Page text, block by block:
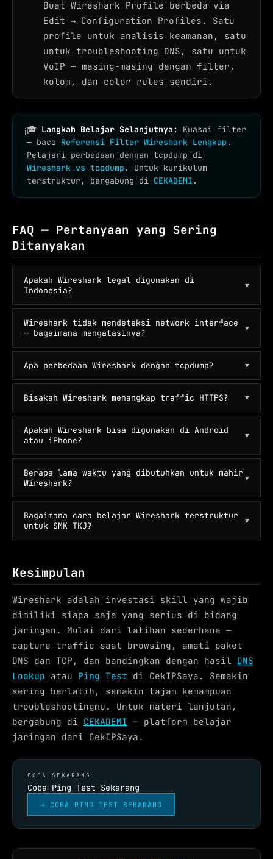
Buat Wireshark Profile berbeda via
Edit → Configuration Profiles. Satu
profile untuk analisis keamanan, satu
untuk troubleshooting DNS, satu untuk
VoIP — masing-masing dengan filter,
kolom, dan color rules sendiri.
ℹ🎓 Langkah Belajar Selanjutnya:
Kuasai filter
— baca Referensi Filter Wireshark Lengkap .
Pelajari perbedaan dengan tcpdump di
Wireshark vs tcpdump . Untuk kurikulum
terstruktur, bergabung di CEKADEMI .
FAQ — Pertanyaan yang Sering
Ditanyakan
Apakah Wireshark legal digunakan di
Indonesia?
▼
Wireshark tidak mendeteksi network interface
— bagaimana mengatasinya?
▼
Apa perbedaan Wireshark dengan tcpdump? ▼
Bisakah Wireshark menangkap traffic HTTPS? ▼
Apakah Wireshark bisa digunakan di Android
atau iPhone?
▼
Berapa lama waktu yang dibutuhkan untuk mahir
Wireshark?
▼
Bagaimana cara belajar Wireshark terstruktur
untuk SMK TKJ?
▼
Kesimpulan
Wireshark adalah investasi skill yang wajib
dimiliki siapa saja yang serius di bidang
jaringan. Mulai dari latihan sederhana —
capture traffic saat browsing, amati paket
DNS dan TCP, dan bandingkan dengan hasil DNS
Lookup atau Ping Test di CekIPSaya. Semakin
sering berlatih, semakin tajam kemampuan
troubleshootingmu. Untuk materi lanjutan,
bergabung di CEKADEMI — platform belajar
jaringan dari CekIPSaya.
COBA SEKARANG
Coba Ping Test Sekarang
→ COBA PING TEST SEKARANG